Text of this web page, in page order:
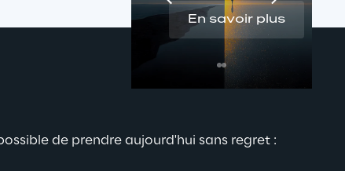
En savoir plus
de prendre aujourd'hui sans regret :